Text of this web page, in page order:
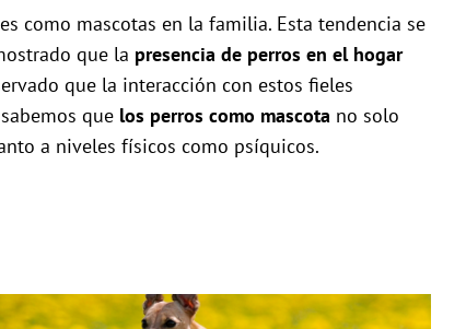
como mascotas en la familia. Esta tendencia se
que la presencia de perros en el hogar
que la interacción con estos fieles
sabemos que los perros como mascota no solo
a niveles físicos como psíquicos.